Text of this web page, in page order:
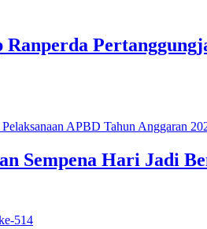
Sempena Hari Jadi